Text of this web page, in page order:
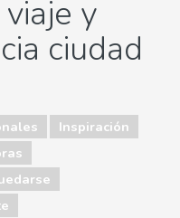
y
ciudad
Inspiración